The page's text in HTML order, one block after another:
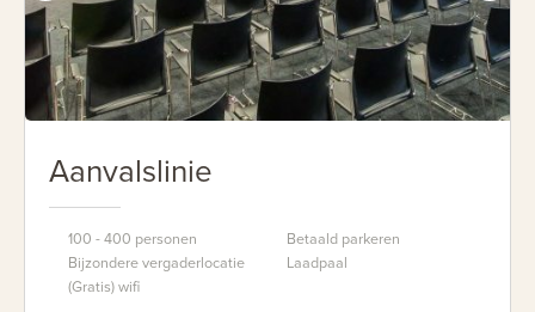
Aanvalslinie
100 - 400 personen
Bijzondere vergaderlocatie
(Gratis) wifi
Betaald parkeren
Laadpaal